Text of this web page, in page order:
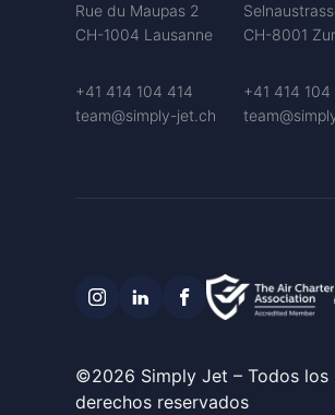
Rue du Maupas 2
CH-1004 Lausanne
+41 414 104 414
team@simply-jet.ch
CH-8001
+41 414 104
©2026 Simply Jet – Todos los
derechos reservados